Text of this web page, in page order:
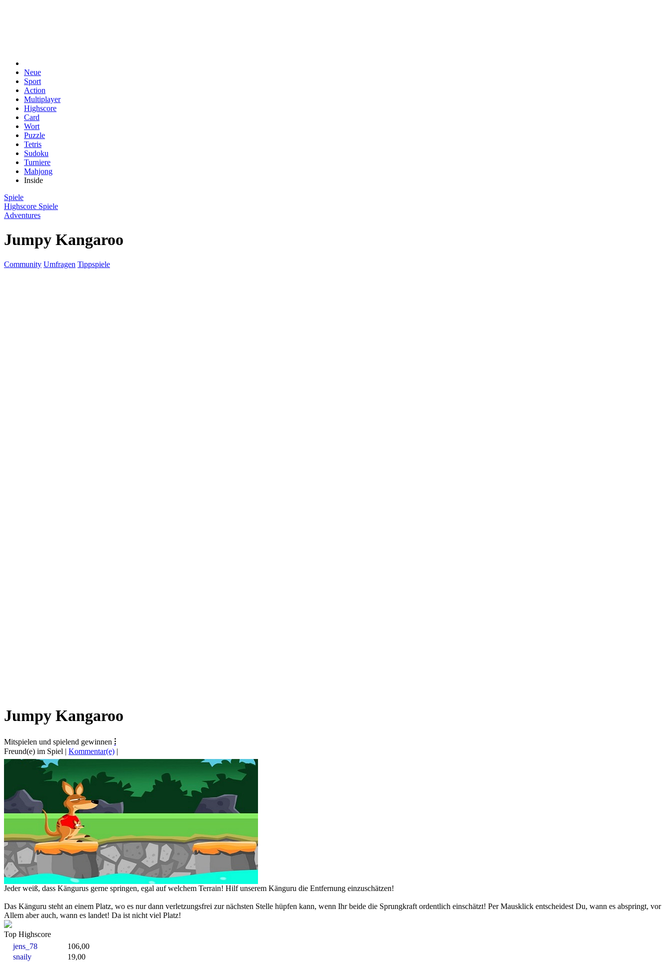
Neue
Sport
Action
Multiplayer
Highscore
Card
Wort
Puzzle
Tetris
Sudoku
Turniere
Mahjong
Inside
Spiele
Highscore Spiele
Adventures
Jumpy Kangaroo
Community Umfragen Tippspiele
Jumpy Kangaroo
Mitspielen und spielend gewinnen ⁝
Freund(e) im Spiel | Kommentar(e) |
Jeder weiß, dass Kängurus gerne springen, egal auf welchem Terrain! Hilf unserem Känguru die Entfernung einzuschätzen!
Das Känguru steht an einem Platz, wo es nur dann verletzungsfrei zur nächsten Stelle hüpfen kann, wenn Ihr beide die Sprungkraft ordentlich einschätzt! Per Mausklick entscheidest Du, wann es abspringt, vor
Allem aber auch, wann es landet! Da ist nicht viel Platz!
Top Highscore
jens_78
106,00
snaily
19,00